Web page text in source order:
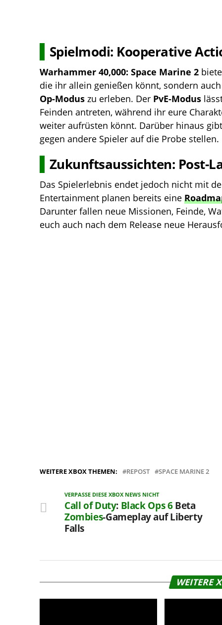
Spielmodi: Kooperative
Warhammer 40,000: Space Marine 2
die ihr allein genießen könnt, sondern
Op-Modus zu erleben. Der PvE-Modus
Feinden antreten, während ihr eure
weiter aufrüsten könnt. Darüber hinaus
gegen andere Spieler auf die Probe stellen.
Zukunftsaussichten: Post-
Das Spielerlebnis endet jedoch nicht mit
Entertainment planen bereits eine
Darunter fallen neue Missionen, Feinde,
euch auch nach dem Release neue
WEITERE XBOX THEMEN: REPOST SPACE MARINE 2
VERPASSE DIESE XBOX NEWS NICHT
Call of Duty: Black Ops 6Beta
Zombies-Gameplay auf Liberty
Falls
WEITERE